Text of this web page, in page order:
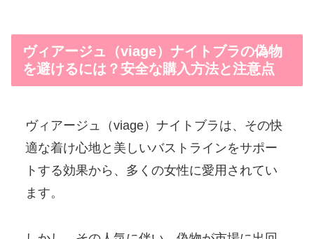
ヴィアージュ（viage）ナイトブラの偽物
を避けるには？安全な購入方法と注意点
ヴィアージュ（viage）ナイトブラは、その快
適な着け心地と美しいバストラインをサポー
トする効果から、多くの女性に愛用されてい
ます。